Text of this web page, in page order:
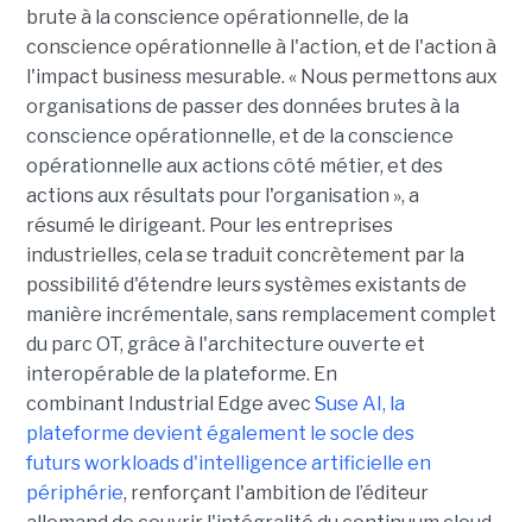
brute à la conscience opérationnelle, de la
conscience opérationnelle à l'action, et de l'action à
l'impact business mesurable. « Nous permettons aux
organisations de passer des données brutes à la
conscience opérationnelle, et de la conscience
opérationnelle aux actions côté métier, et des
actions aux résultats pour l'organisation », a
résumé le dirigeant. Pour les entreprises
industrielles, cela se traduit concrètement par la
possibilité d'étendre leurs systèmes existants de
manière incrémentale, sans remplacement complet
du parc OT, grâce à l'architecture ouverte et
interopérable de la plateforme. En
combinant Industrial Edge avec Suse AI, la
plateforme devient également le socle des
futurs workloads d'intelligence artificielle en
périphérie, renforçant l'ambition de l’éditeur